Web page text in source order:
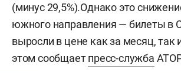
(минус 29,5%).Однако это
южного направления — билеты в
выросли в цене как за месяц, так
этом сообщаетпресс-служба